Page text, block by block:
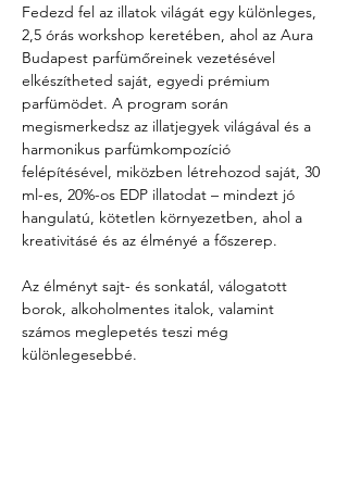
Fedezd fel az illatok világát egy különleges,
2,5 órás workshop keretében, ahol az Aura
Budapest parfümőreinek vezetésével
elkészítheted saját, egyedi prémium
parfümödet. A program során
megismerkedsz az illatjegyek világával és a
harmonikus parfümkompozíció
felépítésével, miközben létrehozod saját, 30
ml-es, 20%-os EDP illatodat – mindezt jó
hangulatú, kötetlen környezetben, ahol a
kreativitásé és az élményé a főszerep.
Az élményt sajt- és sonkatál, válogatott
borok, alkoholmentes italok, valamint
számos meglepetés teszi még
különlegesebbé.